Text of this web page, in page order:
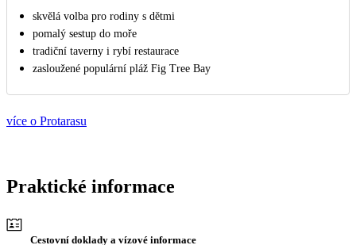
skvělá volba pro rodiny s dětmi
pomalý sestup do moře
tradiční taverny i rybí restaurace
zasloužené populární pláž Fig Tree Bay
více o Protarasu
Praktické informace
Cestovní doklady a vízové informace